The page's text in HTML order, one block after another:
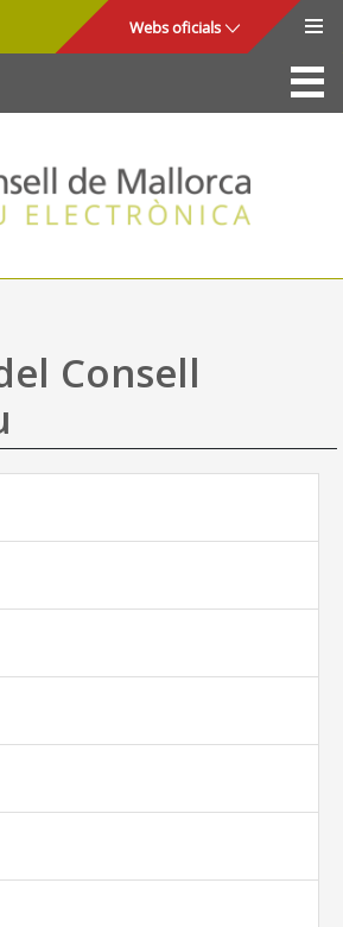
Webs oficials
La Seu
Consell de Mallorca
Accés i seguretat
Utilitats
Ajuda
Consell